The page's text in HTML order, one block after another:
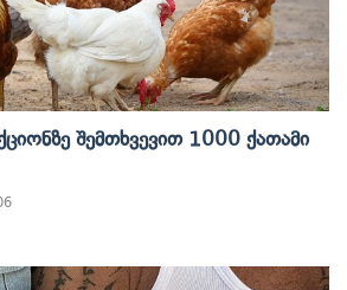
Შემთხვევით 1000 Ქათამი